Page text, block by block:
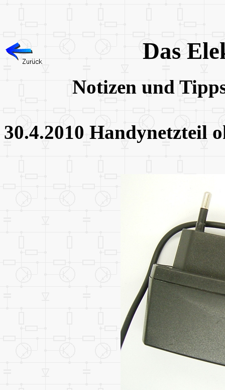
Das
Notizen und
30.4.2010 Handynetzteil